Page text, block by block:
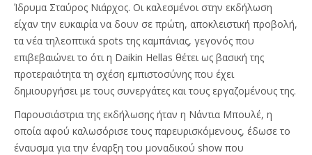
Ίδρυμα Σταύρος Νιάρχος. Οι καλεσμένοι στην εκδήλωση
είχαν την ευκαιρία να δουν σε πρώτη, αποκλειστική προβολή,
τα νέα τηλεοπτικά spots της καμπάνιας, γεγονός που
επιβεβαιώνει το ότι η Daikin Hellas θέτει ως βασική της
προτεραιότητα τη σχέση εμπιστοσύνης που έχει
δημιουργήσει με τους συνεργάτες και τους εργαζομένους της.
Παρουσιάστρια της εκδήλωσης ήταν η Νάντια Μπουλέ, η
οποία αφού καλωσόρισε τους παρευρισκόμενους, έδωσε το
έναυσμα για την έναρξη του μοναδικού show που